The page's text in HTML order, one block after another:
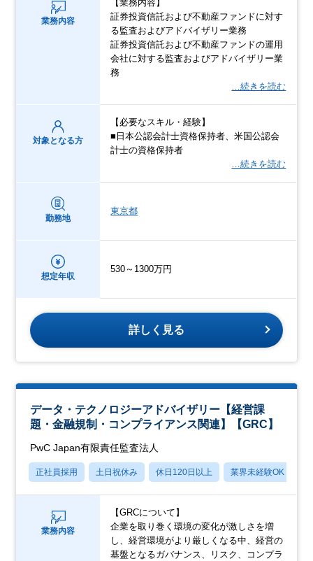
業務内容
【業務内容】
証券投資信託および不動産ファンドに対す
る監査およびアドバイザリー業務
証券投資信託および不動産ファンドの運用
会社に対する監査およびアドバイザリー業
務
…続きを読む
対象となる方
【必要なスキル・経験】
■日本公認会計士資格保持者、米国公認会
計士の資格保持者
…続きを読む
勤務地
東京都
想定年収
530～1300万円
詳しく見る
データ・テクノロジーアドバイザリー【経営課
題・金融規制・コンプライアンス関連】【GRC】
PwC Japan有限責任監査法人
正社員採用 土日祝休み 休日120日以上 業界未経験OK
業務内容
【GRCについて】
企業を取り巻く環境の変化が激しさを増
し、経営環境がより厳しくなる中、経営の
基盤となるガバナンス、リスク、コンプラ